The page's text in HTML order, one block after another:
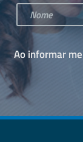
Ao informar